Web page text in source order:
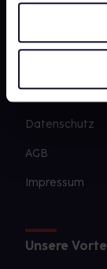
Datenschutz
AGB
Impressum
Unsere